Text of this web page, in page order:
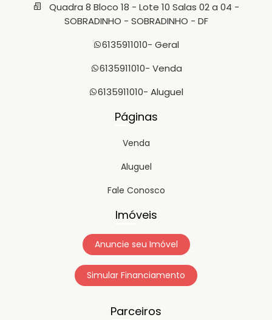
Quadra 8 Bloco 18 - Lote 10 Salas 02 a 04 -
SOBRADINHO - SOBRADINHO - DF
6135911010- Geral
6135911010- Venda
6135911010- Aluguel
Páginas
Venda
Aluguel
Fale Conosco
Imóveis
Anuncie seu Imóvel
Simular Financiamento
Parceiros